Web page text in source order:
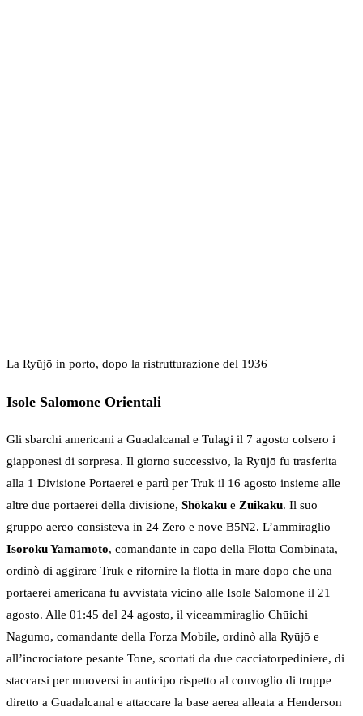
La Ryūjō in porto, dopo la ristrutturazione del 1936
Isole Salomone Orientali
Gli sbarchi americani a Guadalcanal e Tulagi il 7 agosto colsero i
giapponesi di sorpresa. Il giorno successivo, la Ryūjō fu trasferita
alla 1 Divisione Portaerei e partì per Truk il 16 agosto insieme alle
altre due portaerei della divisione, Shōkaku e Zuikaku. Il suo
gruppo aereo consisteva in 24 Zero e nove B5N2. L’ammiraglio
Isoroku Yamamoto, comandante in capo della Flotta Combinata,
ordinò di aggirare Truk e rifornire la flotta in mare dopo che una
portaerei americana fu avvistata vicino alle Isole Salomone il 21
agosto. Alle 01:45 del 24 agosto, il viceammiraglio Chūichi
Nagumo, comandante della Forza Mobile, ordinò alla Ryūjō e
all’incrociatore pesante Tone, scortati da due cacciatorpediniere, di
staccarsi per muoversi in anticipo rispetto al convoglio di truppe
diretto a Guadalcanal e attaccare la base aerea alleata a Henderson